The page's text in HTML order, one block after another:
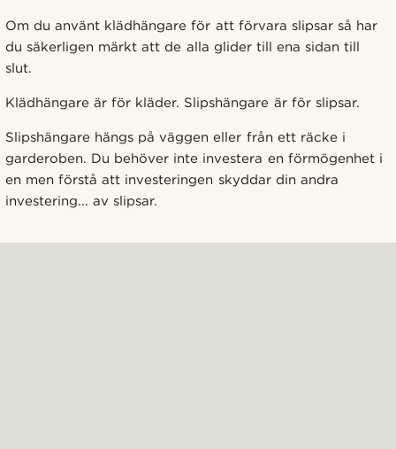
Om du använt klädhängare för att förvara slipsar så har
du säkerligen märkt att de alla glider till ena sidan till
slut.
Klädhängare är för kläder. Slipshängare är för slipsar.
Slipshängare hängs på väggen eller från ett räcke i
garderoben. Du behöver inte investera en förmögenhet i
en men förstå att investeringen skyddar din andra
investering... av slipsar.